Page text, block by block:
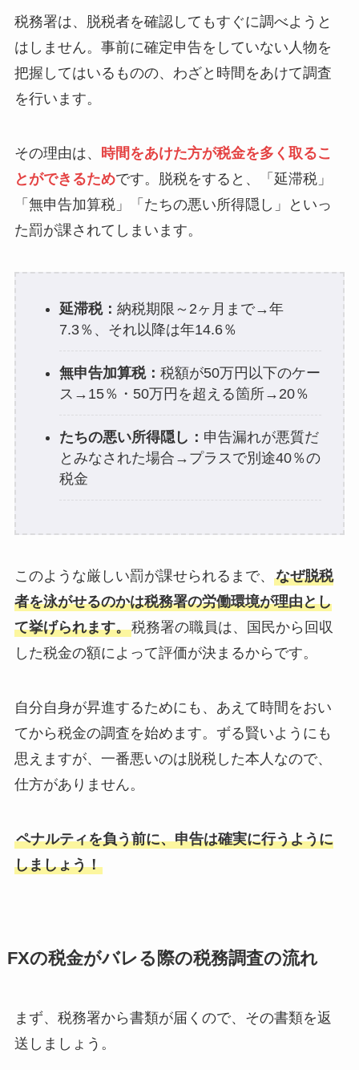
税務署は、脱税者を確認してもすぐに調べようと
はしません。事前に確定申告をしていない人物を
把握してはいるものの、わざと時間をあけて調査
を行います。
その理由は、
時間をあけた方が税金を多く取るこ
とができるためです。脱税をすると、「延滞税」
「無申告加算税」「たちの悪い所得隠し」といっ
た罰が課されてしまいます。
延滞税： 納税期限～2ヶ月まで→年
7.3％、それ以降は年14.6％
無申告加算税： 税額が50万円以下のケー
ス→15％・50万円を超える箇所→20％
たちの悪い所得隠し： 申告漏れが悪質だ
とみなされた場合→プラスで別途40％の
税金
このような厳しい罰が課せられるまで、 なぜ脱税
者を泳がせるのかは税務署の労働環境が理由とし
て挙げられます。税務署の職員は、国民から回収
した税金の額によって評価が決まるからです。
自分自身が昇進するためにも、あえて時間をおい
てから税金の調査を始めます。ずる賢いようにも
思えますが、一番悪いのは脱税した本人なので、
仕方がありません。
ペナルティを負う前に、申告は確実に行うように
しましょう！
FXの税金がバレる際の税務調査の流れ
まず、税務署から書類が届くので、その書類を返
送しましょう。